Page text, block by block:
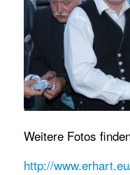
Weitere Fotos
http://